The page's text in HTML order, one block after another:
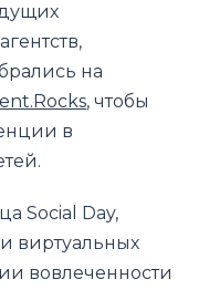
на
, чтобы
в
Social Day,
виртуальных
вовлеченности